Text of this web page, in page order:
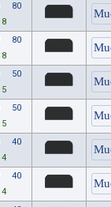
80
8
80
8
50
5
50
5
40
4
40
4